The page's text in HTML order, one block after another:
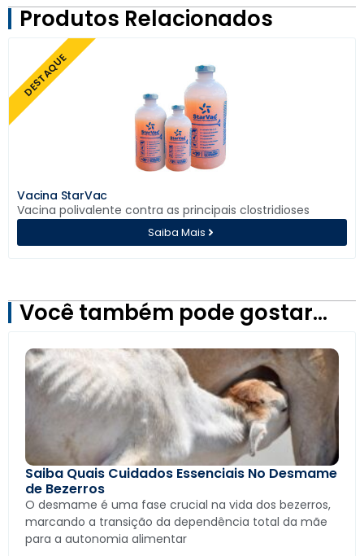
Produtos Relacionados
DESTAQUE
Saiba Mais
Vacina StarVac
Vacina polivalente contra as principais clostridioses
Você também pode gostar…
Saiba Quais Cuidados Essenciais No Desmame
de Bezerros
O desmame é uma fase crucial na vida dos bezerros,
marcando a transição da dependência total da mãe
para a autonomia alimentar